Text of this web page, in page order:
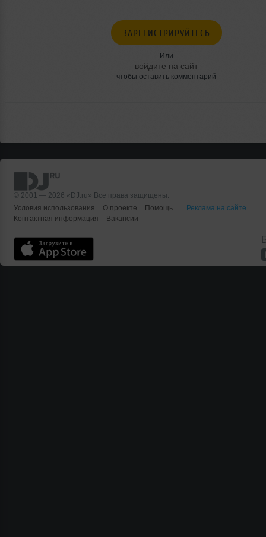
ЗАРЕГИСТРИРУЙТЕСЬ
Или
войдите на сайт
чтобы оставить комментарий
© 2001 — 2026 «DJ.ru» Все права защищены.
Условия использования
О проекте Помощь
Реклама на сайте
Контактная информация
Вакансии